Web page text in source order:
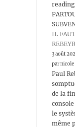
reading
IL
3 août
par
Paul
de la
le
même